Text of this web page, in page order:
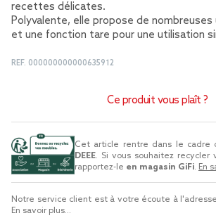
recettes délicates.
Polyvalente, elle propose de
et une fonction tare pour une utilisation
REF. 000000000000635912
Ce produit vous plaît ?
Cet article rentre dans le cadre
DEEE. Si vous souhaitez recycler
rapportez-le en magasin GiFi. En
Notre service client est à votre écoute à
En savoir plus...